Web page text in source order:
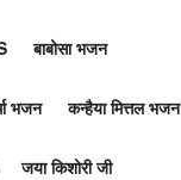
बाबोसा भजन
भजन कन्हैया मित्तल भजन
जया किशोरी जी